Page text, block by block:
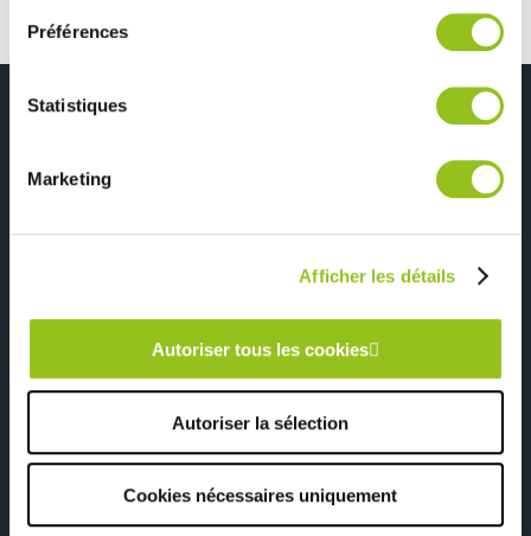
notre site avec nos partenaires de médias sociaux, de
publicité et d'analyse, qui peuvent combiner celles-ci
ou qu'ils ont collectées lors de votre utilisation de leurs
Préférences
Statistiques
Marketing
Afficher les détails
Autoriser tous les cookies
Autoriser la sélection
Cookies nécessaires uniquement
Depuis 1945, pionnier de la
Du sur-mesure qui
La qualité, notre priorité
Une marque engagée,
responsable et fière de
l'être
Un savoir-faire labellisé
Origine France Garantie